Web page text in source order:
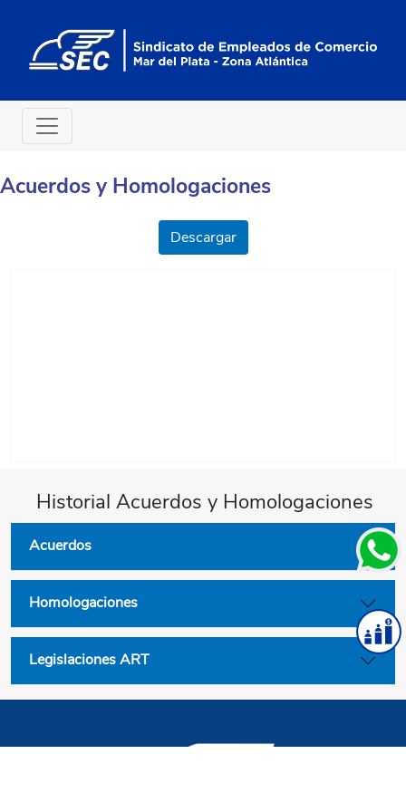
Acuerdos y Homologaciones
Descargar
Historial Acuerdos y Homologaciones
Acuerdos
Homologaciones
Legislaciones ART